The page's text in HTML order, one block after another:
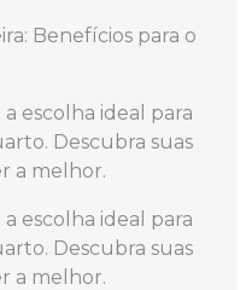
Benefícios para o
escolha ideal para
Descubra suas
a melhor.
escolha ideal para
Descubra suas
a melhor.